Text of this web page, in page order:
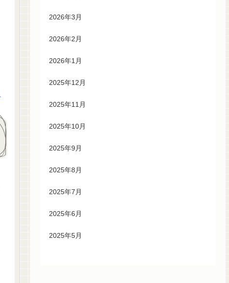
2026年3月
2026年2月
2026年1月
2025年12月
2025年11月
2025年10月
2025年9月
2025年8月
2025年7月
2025年6月
2025年5月